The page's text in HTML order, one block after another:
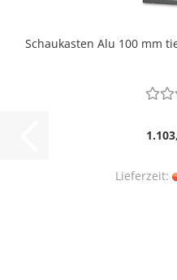
Schaukasten Alu 100 mm
Lieferzeit: